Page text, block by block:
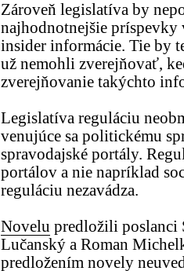
Zároveň legislatíva by
najhodnotnejšie príspevky
insider informácie. Tie by
už nemohli zverejňovať,
zverejňovanie takýchto
Legislatíva reguláciu
venujúce sa politickému
spravodajské portály.
portálov a nie napríklad
reguláciu nezavádza.
Novelu predložili poslanci
Lučanský a Roman
predložením novely